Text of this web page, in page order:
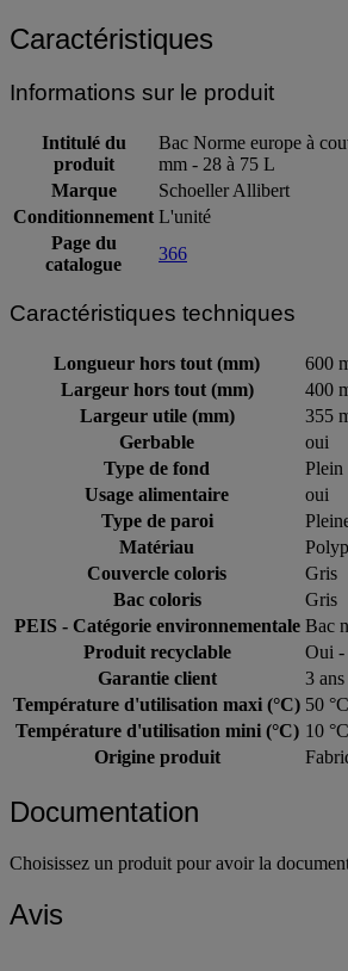
Caractéristiques
Informations sur le produit
Intitulé du
produit
Bac Norme europe à
mm - 28 à 75 L
Marque
Schoeller Allibert
Conditionnement L'unité
Page du
catalogue
366
Caractéristiques techniques
Longueur hors tout (mm)
600
Largeur hors tout (mm)
400
Largeur utile (mm)
355
Gerbable
oui
Type de fond
Plein
Usage alimentaire
oui
Type de paroi
Matériau
Couvercle coloris
Gris
Bac coloris
Gris
PEIS - Catégorie environnementale Bac
Produit recyclable
Oui -
Garantie client
3 ans
Température d'utilisation maxi (°C) 50 °C
Température d'utilisation mini (°C) 10 °C
Origine produit
Documentation
Choisissez un produit pour avoir la
Avis